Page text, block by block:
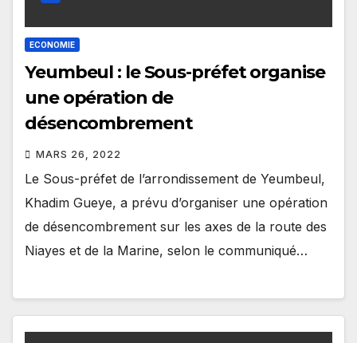
ECONOMIE
Yeumbeul : le Sous-préfet organise
une opération de
désencombrement
MARS 26, 2022
Le Sous-préfet de l’arrondissement de Yeumbeul,
Khadim Gueye, a prévu d’organiser une opération
de désencombrement sur les axes de la route des
Niayes et de la Marine, selon le communiqué…